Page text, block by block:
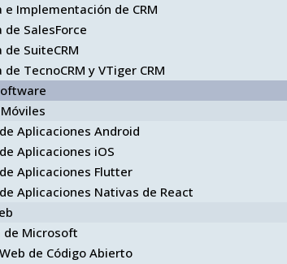
e Implementación de CRM
de SalesForce
SuiteCRM
TecnoCRM y VTiger CRM
Aplicaciones Android
Aplicaciones iOS
Aplicaciones Flutter
Aplicaciones Nativas de React
de Microsoft
de Código Abierto